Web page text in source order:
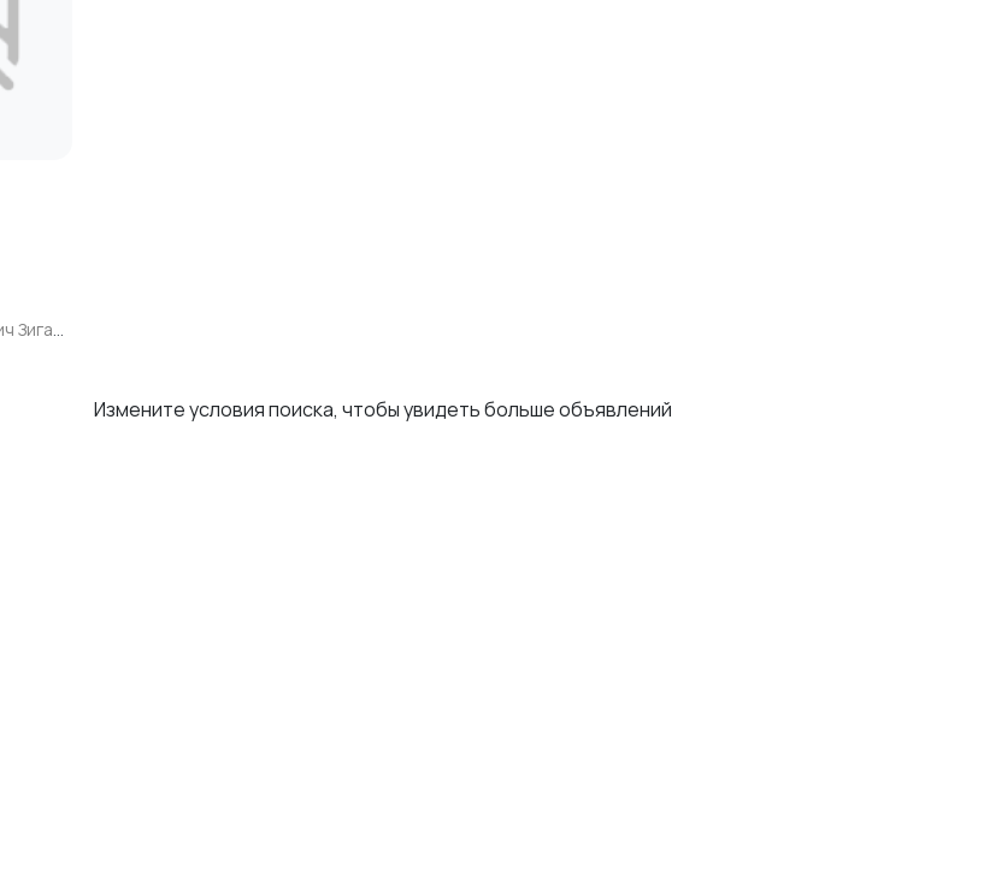
Измените условия поиска, чтобы увидеть больше объявлений